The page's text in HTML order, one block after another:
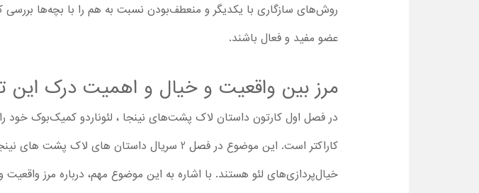
روش‌های سازگاری با یکدیگر و منعطف‌بودن نسبت به هم را با بچه‌ها بررسی
عضو مفید و فعال باشند.
مرز بین واقعیت و خیال و اهمیت درک این
در فصل اول کارتون داستان لاک پشت‌های نینجا ، لئوناردو کمیک‌بوک خود
کاراکتر است. این موضوع در فصل 2 سریال
خیال‌پردازی‌های لئو هستند. با اشاره به این موضوع مهم، درباره مرز